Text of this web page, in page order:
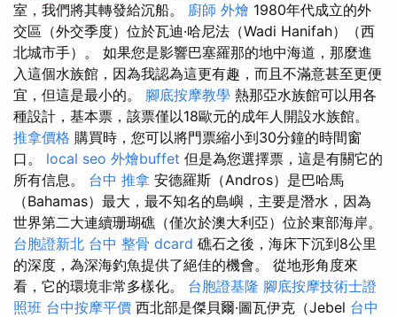
室，我們將其轉發給沉船。 廚師 外燴 1980年代成立的外
交區（外交季度）位於瓦迪·哈尼法（Wadi Hanifah）（西
北城市手）。 如果您是影響巴塞羅那的地中海道，那麼進
入這個水族館，因為我認為這更有趣，而且不滿意甚至更便
宜，但這是最小的。 腳底按摩教學 熱那亞水族館可以用各
種設計，基本票，該票僅以18歐元的成年人開設水族館。
推拿價格 購買時，您可以將門票縮小到30分鐘的時間窗
口。 local seo 外燴buffet 但是為您選擇票，這是有關它的
所有信息。 台中 推拿 安德羅斯（Andros）是巴哈馬
（Bahamas）最大，最不知名的島嶼，主要是潛水，因為
世界第二大連續珊瑚礁（僅次於澳大利亞）位於東部海岸。
台胞證新北 台中 整骨 dcard 礁石之後，海床下沉到8公里
的深度，為深海釣魚提供了絕佳的機會。 從地形角度來
看，它的環境非常多樣化。 台胞證基隆 腳底按摩技術士證
照班 台中按摩平價 西北部是傑貝爾·圖瓦伊克（Jebel 台中